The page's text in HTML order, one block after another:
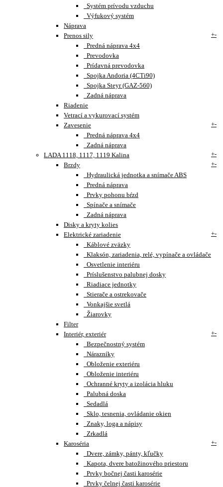
Systém prívodu vzduchu
Výfukový systém
Náprava
Prenos sily
+-
Predná náprava 4x4
Prevodovka
Prídavná prevodovka
Spojka Andoria (4CTi90)
Spojka Steyr (GAZ-560)
Zadná náprava
Riadenie
Vetrací a vykurovací systém
Zavesenie
+-
Predná náprava 4x4
Zadná náprava
LADA 1118, 1117, 1119 Kalina
+-
Brzdy
+-
Hydraulická jednotka a snímače ABS
Predná náprava
Prvky pohonu bŕzd
Spínače a snímače
Zadná náprava
Disky a kryty kolies
Elektrické zariadenie
+-
Káblové zväzky
Klaksón, zariadenia, relé, vypínače a ovládače
Osvetlenie interiéru
Príslušenstvo palubnej dosky
Riadiace jednotky
Stierače a ostrekovače
Vonkajšie svetlá
Žiarovky
Filter
Interiér, exteriér
+-
Bezpečnostný systém
Nárazníky
Obloženie exteriéru
Obloženie interiéru
Ochranné kryty a izolácia hluku
Palubná doska
Sedadlá
Sklo, tesnenia, ovládanie okien
Znaky, loga a nápisy
Zrkadlá
Karoséria
+-
Dvere, zámky, pánty, kľučky
Kapota, dvere batožinového priestoru
Prvky bočnej časti karosérie
Prvky čelnej časti karosérie